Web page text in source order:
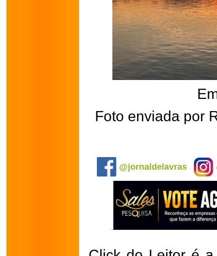
Foto enviada por
@jornaldelavras